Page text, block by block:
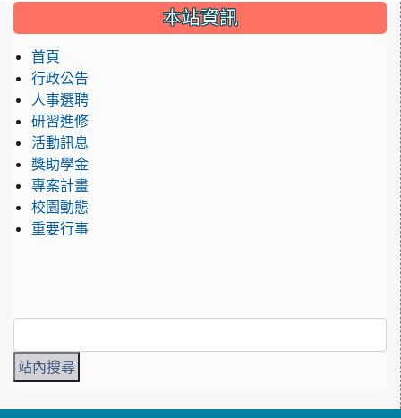
::: 本站資訊
首頁
行政公告
人事選聘
研習進修
活動訊息
獎助學金
專案計畫
校園動態
重要行事